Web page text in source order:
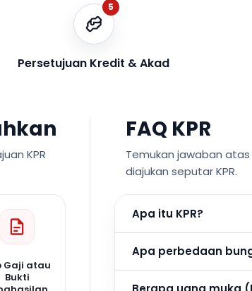
5
Persetujuan Kredit & Akad
KPR
Gaji atau
Bukti
FAQ KPR
Temukan jawaban
diajukan seputar KPR.
Apa itu KPR?
Apa perbedaan